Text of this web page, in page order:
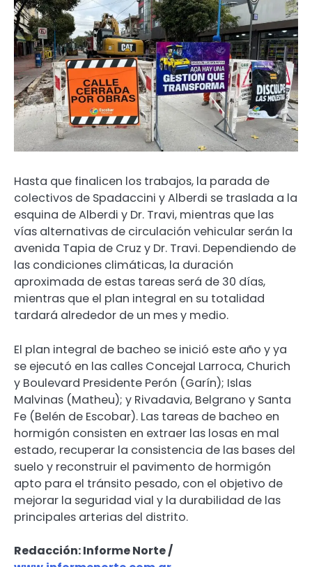
Hasta que finalicen los trabajos, la parada de
colectivos de Spadaccini y Alberdi se traslada a la
esquina de Alberdi y Dr. Travi, mientras que las
vías alternativas de circulación vehicular serán la
avenida Tapia de Cruz y Dr. Travi. Dependiendo de
las condiciones climáticas, la duración
aproximada de estas tareas será de 30 días,
mientras que el plan integral en su totalidad
tardará alrededor de un mes y medio.
El plan integral de bacheo se inició este año y ya
se ejecutó en las calles Concejal Larroca, Churich
y Boulevard Presidente Perón (Garín); Islas
Malvinas (Matheu); y Rivadavia, Belgrano y Santa
Fe (Belén de Escobar). Las tareas de bacheo en
hormigón consisten en extraer las losas en mal
estado, recuperar la consistencia de las bases del
suelo y reconstruir el pavimento de hormigón
apto para el tránsito pesado, con el objetivo de
mejorar la seguridad vial y la durabilidad de las
principales arterias del distrito.
Redacción: Informe Norte /